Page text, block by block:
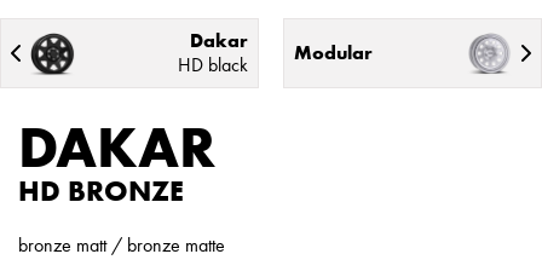
Dakar
HD black
Modular
DAKAR
HD BRONZE
bronze matt / bronze matte